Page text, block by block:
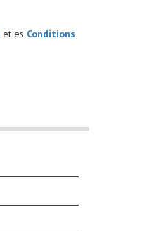
et es Conditions